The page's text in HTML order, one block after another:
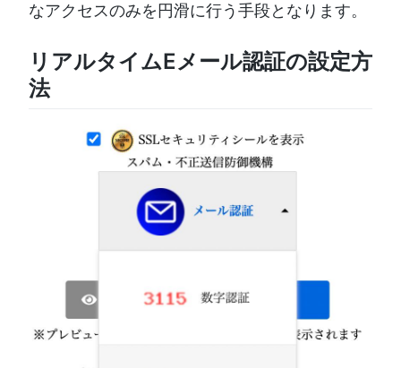
なアクセスのみを円滑に行う手段となります。
リアルタイムEメール認証の設定方
法